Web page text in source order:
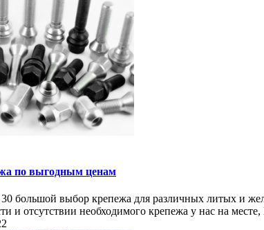
по выгодным ценам
большой выбор крепежа для различных литых и
и отсутствии необходимого крепежа у нас на